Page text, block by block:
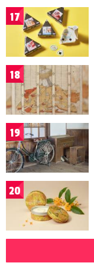
17
18
19
20